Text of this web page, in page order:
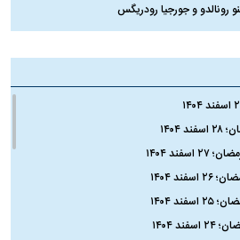
رونالدو و جورجیا رودریگس
۱۴۰۴
۱۴۰۴
۱۴۰۴
۱۴۰۴